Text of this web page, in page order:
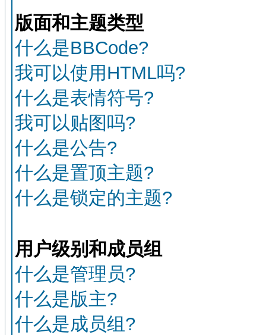
版面和主题类型
什么是BBCode?
我可以使用HTML吗?
什么是表情符号?
我可以贴图吗?
什么是公告?
什么是置顶主题?
什么是锁定的主题?
用户级别和成员组
什么是管理员?
什么是版主?
什么是成员组?